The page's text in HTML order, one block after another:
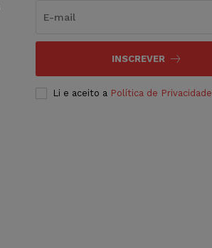
INSCREVER
Li e aceito a Política de Privacidade